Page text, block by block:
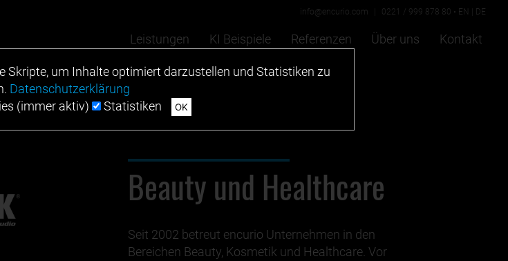
info@encurio.com 0221 / 999 878 80 • EN DE
Leistungen KI Beispiele Referenzen Über uns Kontakt
Beauty und Healthcare
Seit 2002 betreut encurio Unternehmen in den
Bereichen Beauty, Kosmetik und Healthcare. Vor
Skripte, um Inhalte optimiert darzustellen und Statistiken zu
Datenschutzerklärung
(immer aktiv)
Statistiken OK